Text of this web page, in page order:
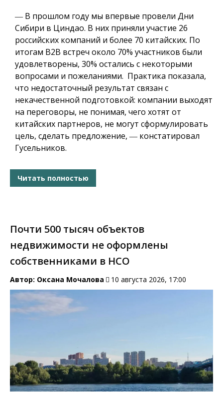
― В прошлом году мы впервые провели Дни
Сибири в Циндао. В них приняли участие 26
российских компаний и более 70 китайских. По
итогам B2B встреч около 70% участников были
удовлетворены, 30% остались с некоторыми
вопросами и пожеланиями. Практика показала,
что недостаточный результат связан с
некачественной подготовкой: компании выходят
на переговоры, не понимая, чего хотят от
китайских партнеров, не могут сформулировать
цель, сделать предложение, ― констатировал
Гусельников.
Читать полностью
Почти 500 тысяч объектов
недвижимости не оформлены
собственниками в НСО
Автор: Оксана Мочалова 10 августа 2026, 17:00